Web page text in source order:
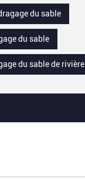
du sable
du sable
du sable de rivière